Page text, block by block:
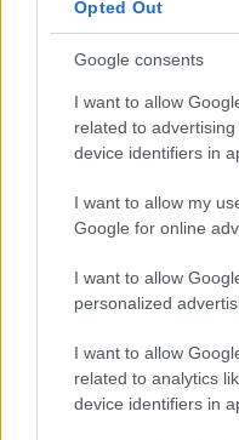
Opted Out
Google consents
I want to allow
related to
device identifiers in
I want to allow my
Google for online
I want to allow
personalized
I want to allow
related to analytics
device identifiers in
investissement locatif
Camille Durand · 9 Août 2026
INVESTISSEMENTS